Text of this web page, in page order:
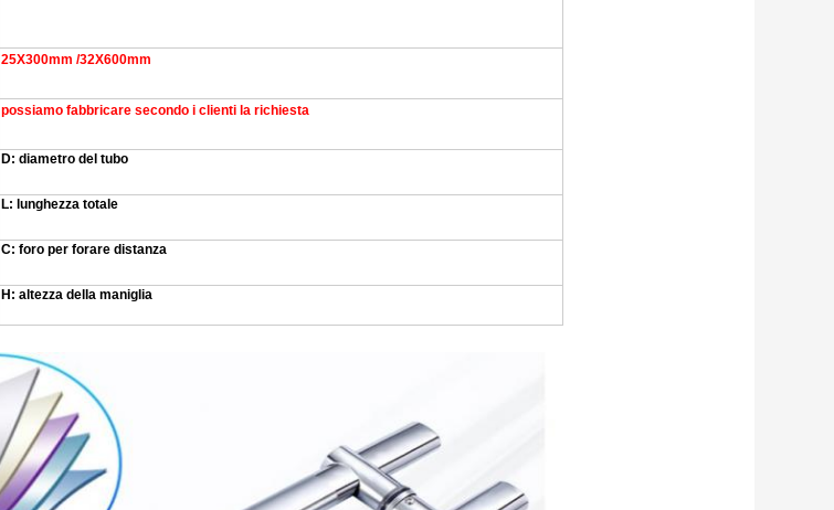
25X300mm /32X600mm
possiamo fabbricare secondo i clienti la richiesta
D: diametro del tubo
L: lunghezza totale
C: foro per forare distanza
H: altezza della maniglia